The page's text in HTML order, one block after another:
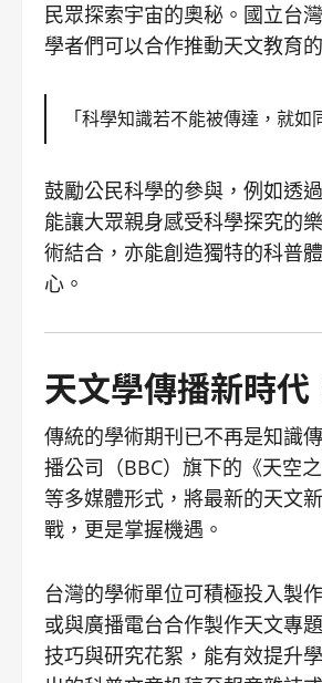
民眾探索宇宙的奧秘。國立台
學者們可以合作推動天文教育
「科學知識若不能被傳達，就如
鼓勵公民科學的參與，例如透
能讓大眾親身感受科學探究的
術結合，亦能創造獨特的科普
心。
天文學傳播新時
傳統的學術期刊已不再是知識
播公司（BBC）旗下的《天空
等多媒體形式，將最新的天文
戰，更是掌握機遇。
台灣的學術單位可積極投入製
或與廣播電台合作製作天文專
技巧與研究花絮，能有效提升